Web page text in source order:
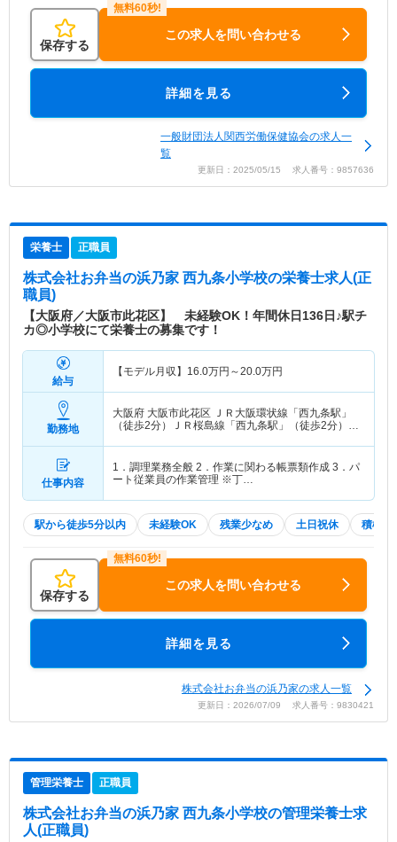
保存する
この求人を問い合わせる
詳細を見る
一般財団法人関西労働保健協会の求人一
覧
更新日：2025/05/15 求人番号：9857636
栄養士 正職員
株式会社お弁当の浜乃家 西九条小学校の栄養士求人(正
職員)
【大阪府／大阪市此花区】 未経験OK！年間休日136日♪駅チ
カ◎小学校にて栄養士の募集です！
給与
【モデル月収】 16.0万円～20.0万円
勤務地
大阪府 大阪市此花区 ＪＲ大阪環状線「西九条駅」
（徒歩2分）ＪＲ桜島線「西九条駅」（徒歩2分）
仕事内容
1．調理業務全般 2．作業に関わる帳票類作成 3．パ
ート従業員の作業管理 ※丁…
駅から徒歩5分以内 未経験OK 残業少なめ 土日祝休 積極採
保存する
この求人を問い合わせる
詳細を見る
株式会社お弁当の浜乃家の求人一覧
更新日：2026/07/09 求人番号：9830421
管理栄養士 正職員
株式会社お弁当の浜乃家 西九条小学校の管理栄養士求
人(正職員)